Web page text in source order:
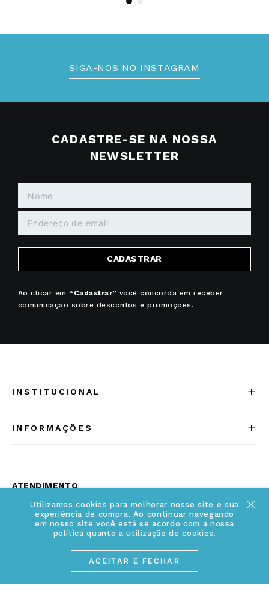
Utilizamos cookies para melhorar nosso site e sua
experiência de compra. Ao continuar navegando
em nosso site você está se acordo com a nossa
política quanto a utilização de cookies.
ACEITAR E FECHAR
SIGA-NOS NO INSTAGRAM
CADASTRE-SE NA NOSSA
NEWSLETTER
CADASTRAR
Ao clicar em “Cadastrar” você concorda em receber
comunicação sobre descontos e promoções.
INSTITUCIONAL +
Conheça a linha MVNDOS
INFORMAÇÕES +
Política de Privacidade
Cancelamento de Compra
Forma de Pagamento
ATENDIMENTO
(17) 3234-2299
contato@webjoias.com.br
contato.mvndos@webjoias.com.br
Horário de atendimento: De segunda à sexta-feira das